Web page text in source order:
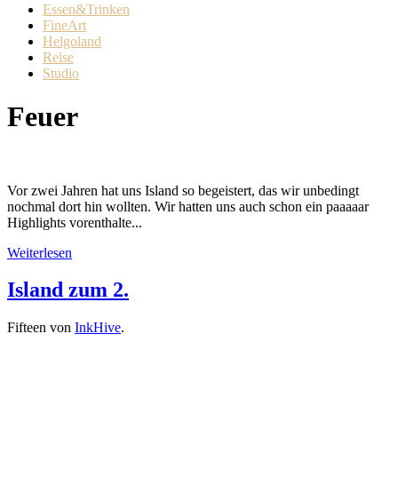
Essen&Trinken
FineArt
Helgoland
Reise
Studio
Feuer
Vor zwei Jahren hat uns Island so begeistert, das wir unbedingt
nochmal dort hin wollten. Wir hatten uns auch schon ein paaaaar
Highlights vorenthalte...
Weiterlesen
Island zum 2.
Fifteen von InkHive.